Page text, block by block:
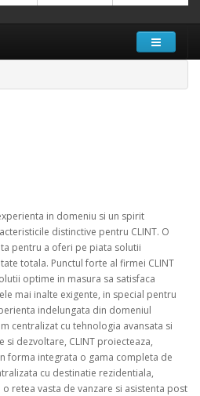
in domeniu si un spirit
distinctive pentru CLINT. O
pentru a oferi pe piata solutii
totala. Punctul forte al firmei CLINT
optime in masura sa satisfaca
mai inalte exigente, in special pentru
indelungata din domeniul
centralizat cu tehnologia avansata si
dezvoltare, CLINT proiecteaza,
forma integrata o gama completa de
cu destinatie rezidentiala,
retea vasta de vanzare si asistenta post